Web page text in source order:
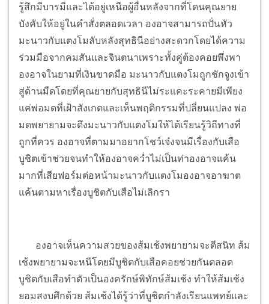
รู้สึกมีบารมีและได้อยู่เหนือผู้อื่นหลังจากที่โดนคุณยาย
บังคับให้อยู่ในคำสั่งตลอดเวลา องอาจสามารถปั่นหัว
มะนาวกับแตงโมลับหลังสุทธินีอย่างสะดวกโดยได้ความ
ร่วมมือจากคมสันและจินตนาเพราะทั้งคู่ต้องคอยพึ่งพา
องอาจในยามที่เงินขาดมือ มะนาวกับแตงโมถูกชักจูงเข้า
สู่ด้านมืดโดยที่คุณยายกับสุทธินีไม่ระแคะระคายมีเพียง
แค่พ่อมดที่เฝ้าสังเกตและเห็นพฤติกรรมที่ปลี่ยนแปลง พ่อ
มดพยายามจะดึงมะนาวกับแตงโมให้ได้เรียนรู้วิถีทางที่
ถูกที่ควร องอาจที่ตามมาอยากโชว์เจ๋งจนมีเรื่องกับเสือ
บูชิตเข้าช่วยจนทำให้องอาจคว่ำไม่เป็นท่าองอาจแค้น
มากที่เสียฟอร์มต่อหน้ามะนาวกับแตงโมองอาจอาฆาต
แค้นตามหาเรื่องบูชิตกับเสือไม่เลิกรา
องอาจเห็นความสวยของส้มเช้งพยายามจะตีสนิท ส้ม
เช้งพยายามจะหนีโดยมีบูชิตกับเสือคอยช่วยกันตลอด
บูชิตกับเสือทำตัวเป็นองครักษ์พิทักษ์ส้มเช้ง ทำให้ส้มเช้ง
ยอมสงบศึกด้วย ส้มเช้งได้รู้ว่าที่บูชิตกำลังเรียนแพทย์และ